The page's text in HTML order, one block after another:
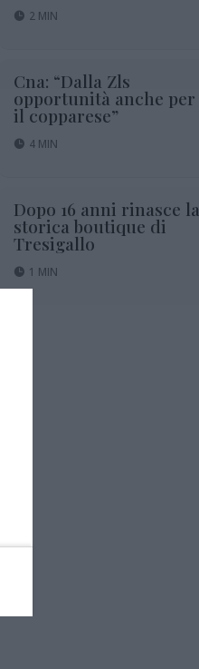
2 MIN
Cna: “Dalla Zls
opportunità anche per
il copparese”
4 MIN
Dopo 16 anni rinasce la
storica boutique di
Tresigallo
1 MIN